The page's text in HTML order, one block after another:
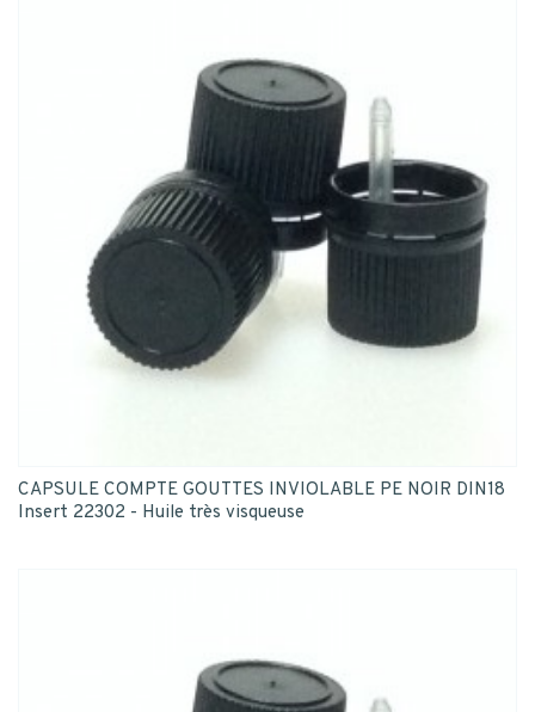
CAPSULE COMPTE GOUTTES INVIOLABLE PE NOIR DIN18
Insert 22302 - Huile très visqueuse